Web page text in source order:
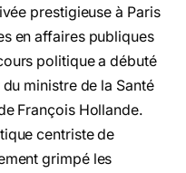
prestigieuse à Paris
en affaires publiques
politique a débuté
ministre de la Santé
François Hollande.
centriste de
grimpé les